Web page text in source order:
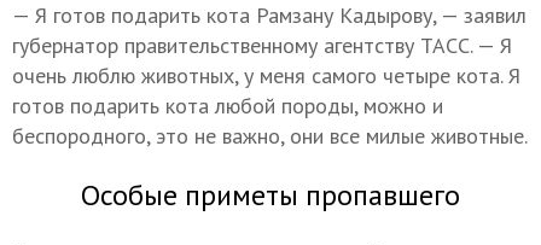
— Я готов подарить кота Рамзану Кадырову, — заявил
губернатор правительственному агентству ТАСС. — Я
очень люблю животных, у меня самого четыре кота. Я
готов подарить кота любой породы, можно и
беспородного, это не важно, они все милые животные.
Особые приметы пропавшего